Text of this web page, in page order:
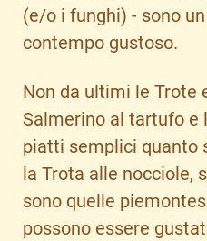
(e/o i funghi) - sono
contempo gustoso.
Non da ultimi le Trote
Salmerino al tartufo e
piatti semplici quanto
la Trota alle nocciole,
sono quelle
possono essere